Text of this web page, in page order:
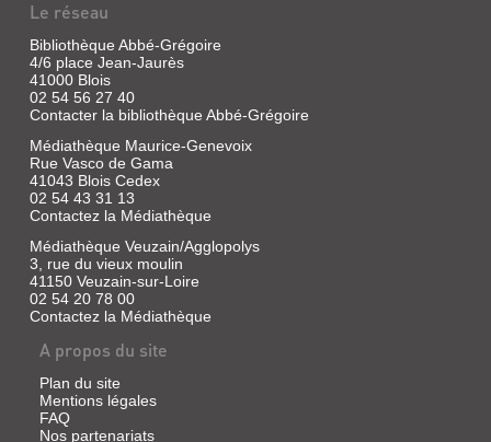
Le réseau
Bibliothèque Abbé-Grégoire
4/6 place Jean-Jaurès
41000 Blois
02 54 56 27 40
Contacter la bibliothèque Abbé-Grégoire
Médiathèque Maurice-Genevoix
Rue Vasco de Gama
41043 Blois Cedex
02 54 43 31 13
Contactez la Médiathèque
Médiathèque Veuzain/Agglopolys
3, rue du vieux moulin
41150 Veuzain-sur-Loire
02 54 20 78 00
Contactez la Médiathèque
A propos du site
Plan du site
Mentions légales
FAQ
Nos partenariats